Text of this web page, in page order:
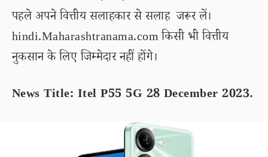
पहले अपने वित्तीय सलाहकार से सलाह जरूर लें।
hindi.Maharashtranama.com किसी भी वित्तीय
नुकसान के लिए जिम्मेदार नहीं होंगे।
News Title: Itel P55 5G 28 December 2023.